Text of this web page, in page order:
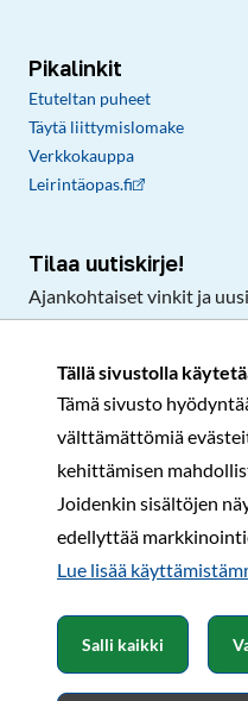
Tällä sivustolla
Tämä sivusto
välttämättömiä
kehittämisen
Joidenkin sisältöjen
edellyttää
Lue lisää
Salli kaikki
Pikalinkit
Etuteltan puheet
Täytä liittymislomake
Verkkokauppa
Leirintäopas.fi
Tilaa uutiskirje!
Ajankohtaiset vinkit ja
Rekisteri- ja